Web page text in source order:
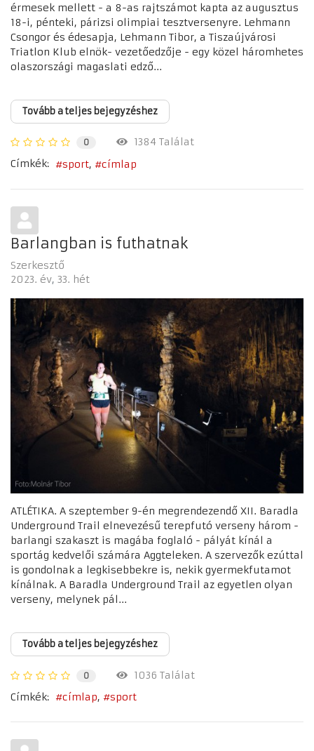
érmesek mellett - a 8-as rajtszámot kapta az augusztus
18-i, pénteki, párizsi olimpiai tesztversenyre. Lehmann
Csongor és édesapja, Lehmann Tibor, a Tiszaújvárosi
Triatlon Klub elnök- vezetőedzője - egy közel háromhetes
olaszországi magaslati edző...
Tovább a teljes bejegyzéshez
0
1384 Találat
Címkék:
sport címlap
Barlangban is futhatnak
Szerkesztő
2023. év 33. hét
ATLÉTIKA. A szeptember 9-én megrendezendő XII. Baradla
Underground Trail elnevezésű terepfutó verseny három -
barlangi szakaszt is magába foglaló - pályát kínál a
sportág kedvelői számára Aggteleken. A szervezők ezúttal
is gondolnak a legkisebbekre is, nekik gyermekfutamot
kínálnak. A Baradla Underground Trail az egyetlen olyan
verseny, melynek pál...
Tovább a teljes bejegyzéshez
0
1036 Találat
Címkék:
címlap sport